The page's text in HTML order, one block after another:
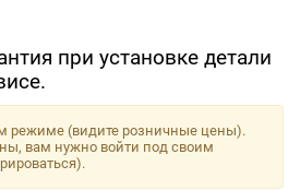
при установке детали
режиме (видите розничные цены).
вам нужно войти под своим